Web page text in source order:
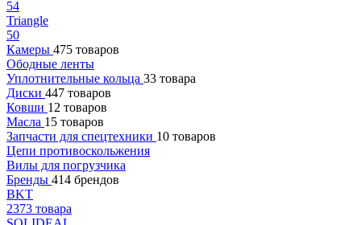
54
Triangle
50
Камеры 475 товаров
Ободные ленты
Уплотнительные кольца 33 товара
Диски 447 товаров
Ковши 12 товаров
Масла 15 товаров
Запчасти для спецтехники 10 товаров
Цепи противоскольжения
Вилы для погрузчика
Бренды 414 брендов
BKT
2373 товара